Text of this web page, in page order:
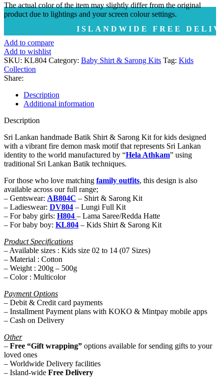
The actual color of the item may slightly differ from the original
product due to lightings and your screen colour settings.
ISLANDWIDE FREE
Add to compare
Add to wishlist
SKU: KL804 Category: Baby Shirt & Sarong Kits Tag: Kids
Collection
Share:
Description
Additional information
Description
Sri Lankan handmade Batik Shirt & Sarong Kit for kids designed
with a vibrant fire demon mask motif that represents Sri Lankan
identity to the world manufactured by “Hela Athkam” using
traditional Sri Lankan Batik techniques.
For those who love matching family outfits, this design is also
available across our full range;
– Gentswear: AB804C – Shirt & Sarong Kit
– Ladieswear: DV804 – Lungi Full Kit
– For baby girls: H804 – Lama Saree/Redda Hatte
– For baby boy: KL804 – Kids Shirt & Sarong Kit
Product Specifications
– Available sizes : Kids size 02 to 14 (07 Sizes)
– Material : Cotton
– Weight : 200g – 500g
– Color : Multicolor
Payment Options
– Debit & Credit card payments
– Installment Payment plans with KOKO & Mintpay mobile apps
– Cash on Delivery
Other
– Free “Gift wrapping” options available for sending gifts to your
loved ones
– Worldwide Delivery facilities
– Island-wide Free Delivery